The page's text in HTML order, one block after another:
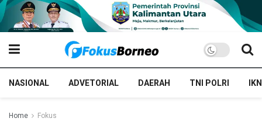
NASIONAL ADVETORIAL DAERAH TNI POLRI IKN
Home Fokus